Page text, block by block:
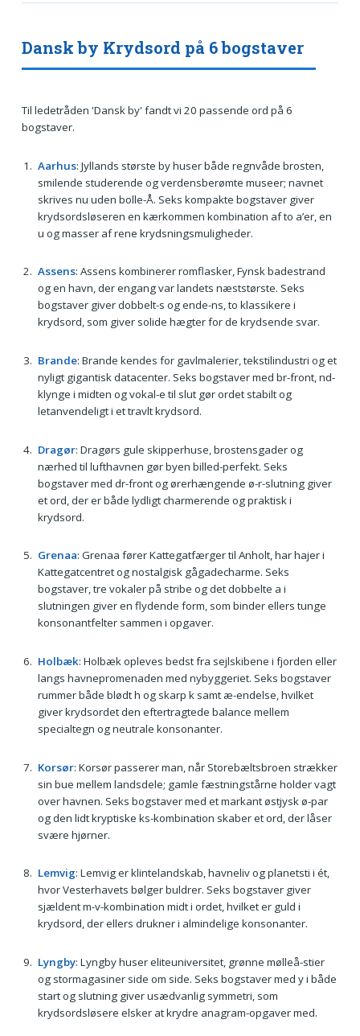
Dansk by Krydsord på 6 bogstaver
Til ledetråden 'Dansk by' fandt vi 20 passende ord på 6
bogstaver.
Aarhus: Jyllands største by huser både regnvåde brosten,
smilende studerende og verdensberømte museer; navnet
skrives nu uden bolle-Å. Seks kompakte bogstaver giver
krydsordsløseren en kærkommen kombination af to a’er, en
u og masser af rene krydsningsmuligheder.
Assens: Assens kombinerer romflasker, Fynsk badestrand
og en havn, der engang var landets næststørste. Seks
bogstaver giver dobbelt-s og ende-ns, to klassikere i
krydsord, som giver solide hægter for de krydsende svar.
Brande: Brande kendes for gavlmalerier, tekstilindustri og et
nyligt gigantisk datacenter. Seks bogstaver med br-front, nd-
klynge i midten og vokal-e til slut gør ordet stabilt og
letanvendeligt i et travlt krydsord.
Dragør: Dragørs gule skipperhuse, brostensgader og
nærhed til lufthavnen gør byen billed-perfekt. Seks
bogstaver med dr-front og ørerhængende ø-r-slutning giver
et ord, der er både lydligt charmerende og praktisk i
krydsord.
Grenaa: Grenaa fører Kattegatfærger til Anholt, har hajer i
Kattegatcentret og nostalgisk gågadecharme. Seks
bogstaver, tre vokaler på stribe og det dobbelte a i
slutningen giver en flydende form, som binder ellers tunge
konsonantfelter sammen i opgaver.
Holbæk: Holbæk opleves bedst fra sejlskibene i fjorden eller
langs havnepromenaden med nybyggeriet. Seks bogstaver
rummer både blødt h og skarp k samt æ-endelse, hvilket
giver krydsordet den eftertragtede balance mellem
specialtegn og neutrale konsonanter.
Korsør: Korsør passerer man, når Storebæltsbroen strækker
sin bue mellem landsdele; gamle fæstningstårne holder vagt
over havnen. Seks bogstaver med et markant østjysk ø-par
og den lidt kryptiske ks-kombination skaber et ord, der låser
svære hjørner.
Lemvig: Lemvig er klintelandskab, havneliv og planetsti i ét,
hvor Vesterhavets bølger buldrer. Seks bogstaver giver
sjældent m-v-kombination midt i ordet, hvilket er guld i
krydsord, der ellers drukner i almindelige konsonanter.
Lyngby: Lyngby huser eliteuniversitet, grønne mølleå-stier
og stormagasiner side om side. Seks bogstaver med y i både
start og slutning giver usædvanlig symmetri, som
krydsordsløsere elsker at krydre anagram-opgaver med.